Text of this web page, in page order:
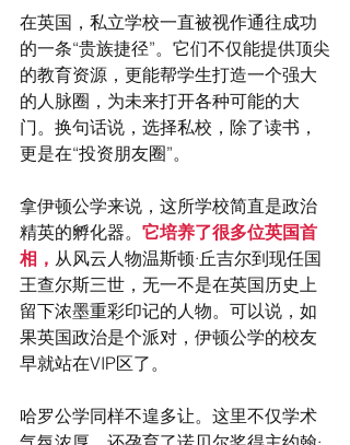
在英国，私立学校一直被视作通往成功
的一条“贵族捷径”。它们不仅能提供顶尖
的教育资源，更能帮学生打造一个强大
的人脉圈，为未来打开各种可能的大
门。换句话说，选择私校，除了读书，
更是在“投资朋友圈”。
拿伊顿公学来说，这所学校简直是政治
精英的孵化器。 它培养了很多位英国首
相， 从风云人物温斯顿·丘吉尔到现任国
王查尔斯三世，无一不是在英国历史上
留下浓墨重彩印记的人物。可以说，如
果英国政治是个派对，伊顿公学的校友
早就站在VIP区了。
哈罗公学同样不遑多让。这里不仅学术